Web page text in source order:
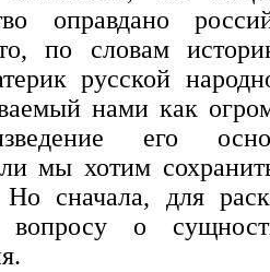
оправдано
по словам
русской
нами как
его
мы хотим
Но сначала, для
вопросу о